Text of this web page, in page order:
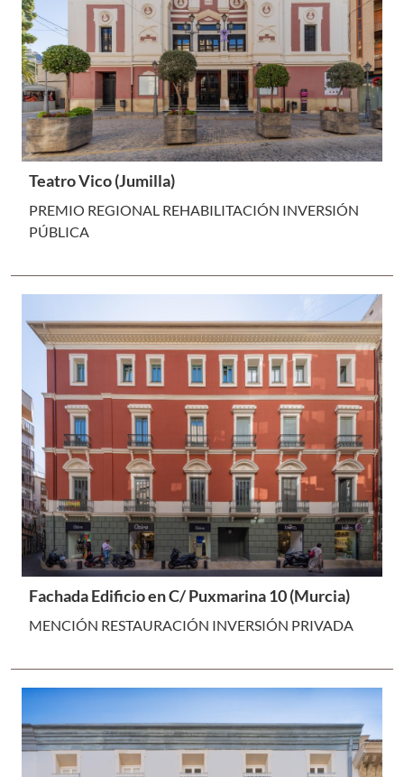
Teatro Vico (Jumilla)
PREMIO REGIONAL REHABILITACIÓN INVERSIÓN
PÚBLICA
Fachada Edificio en C/ Puxmarina 10 (Murcia)
MENCIÓN RESTAURACIÓN INVERSIÓN PRIVADA